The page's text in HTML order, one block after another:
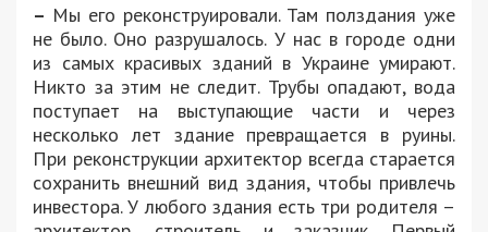
– Мы его реконструировали. Там полздания уже
не было. Оно разрушалось. У нас в городе одни
из самых красивых зданий в Украине умирают.
Никто за этим не следит. Трубы опадают, вода
поступает на выступающие части и через
несколько лет здание превращается в руины.
При реконструкции архитектор всегда старается
сохранить внешний вид здания, чтобы привлечь
инвестора. У любого здания есть три родителя –